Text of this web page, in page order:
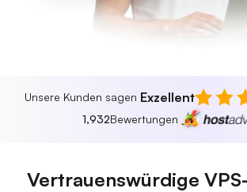
Unsere Kunden sagen Exzellent
1,932Bewertungen
Vertrauenswürdige